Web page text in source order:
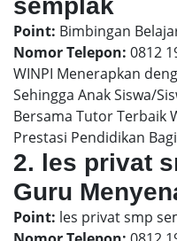
semplak
Point: Bimbingan
Nomor Telepon: 0812
WINPI Menerapkan
Sehingga Anak Siswa/
Bersama Tutor Terbaik
Prestasi Pendidikan
2. les privat
Guru
Point: les privat smp